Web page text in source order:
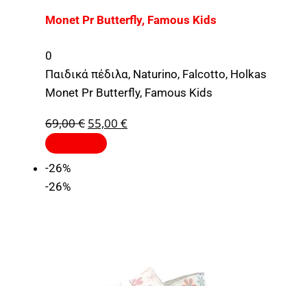
Monet Pr Butterfly, Famous Kids
0
Παιδικά πέδιλα, Naturino, Falcotto, Holkas
Monet Pr Butterfly, Famous Kids
69,00€ 55,00 €
-26%
-26%